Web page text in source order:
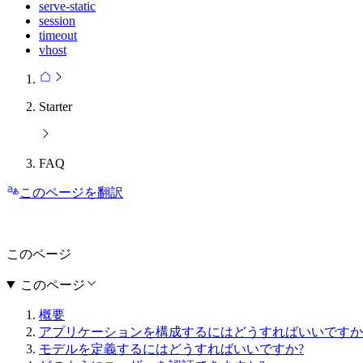
serve-static
session
timeout
vhost
Starter
FAQ
このページを翻訳
このページ
このページ
概要
アプリケーションを構成するにはどうすればいいです
モデルを定義するにはどうすればいいですか?